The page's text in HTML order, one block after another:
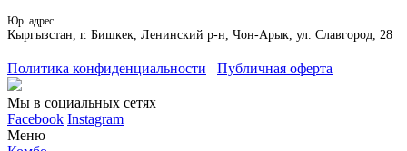
Юр. адрес
Кыргызстан, г. Бишкек, Ленинский р-н, Чон-Арык, ул. Славгород, 28
Политика конфиденциальности Публичная оферта
Мы в социальных сетях
Facebook Instagram
Меню